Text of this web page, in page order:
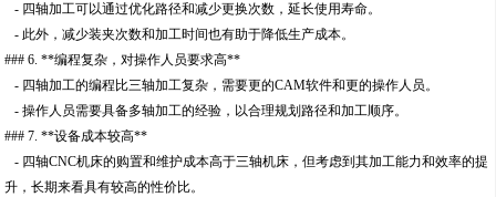
- 四轴加工可以通过优化路径和减少更换次数，延长使用寿命。
- 此外，减少装夹次数和加工时间也有助于降低生产成本。
### 6. **编程复杂，对操作人员要求高**
- 四轴加工的编程比三轴加工复杂，需要更的CAM软件和更的操作人员。
- 操作人员需要具备多轴加工的经验，以合理规划路径和加工顺序。
### 7. **设备成本较高**
- 四轴CNC机床的购置和维护成本高于三轴机床，但考虑到其加工能力和效率的提
升，长期来看具有较高的性价比。